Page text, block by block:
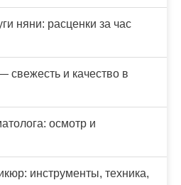
няни: расценки за час
свежесть и качество в
осмотр и
инструменты, техника,